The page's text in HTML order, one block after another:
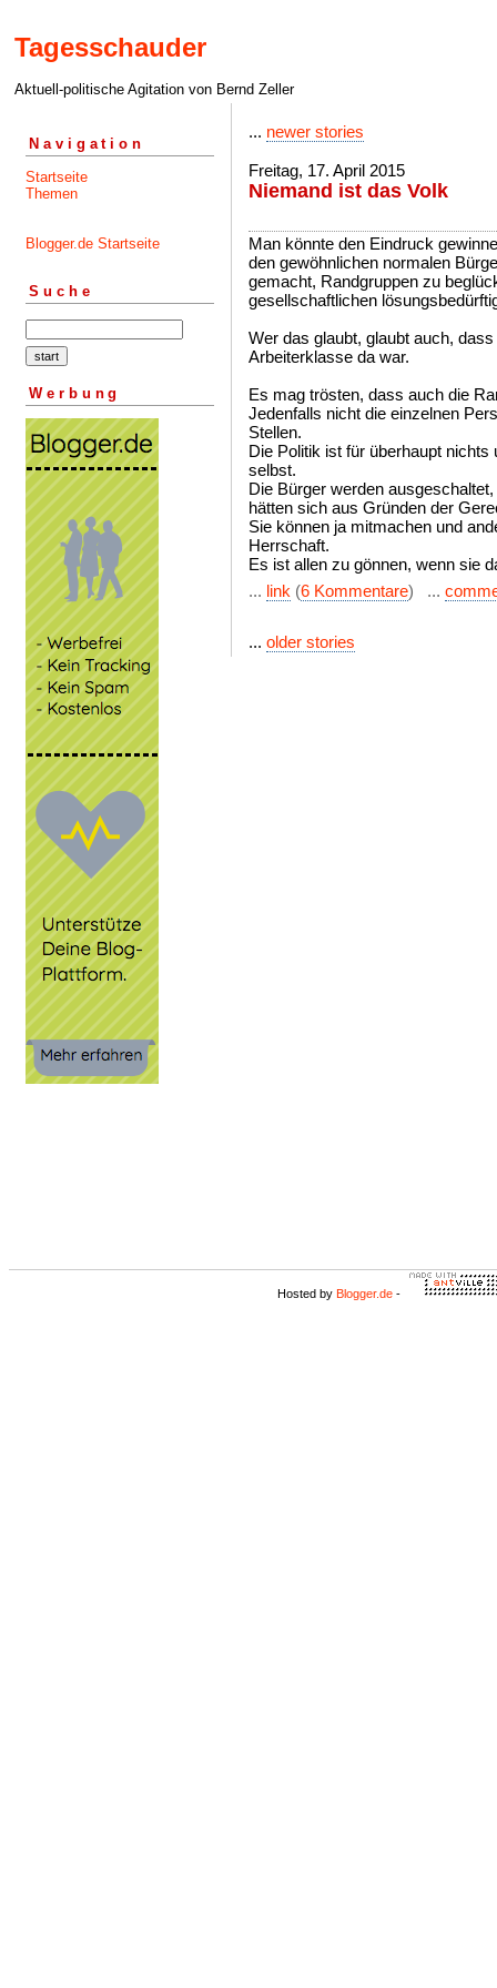
Tagesschauder
Aktuell-politische Agitation von Bernd Zeller
Navigation
Startseite
Themen
Blogger.de Startseite
Suche
Werbung
... newer stories
Freitag, 17. April 2015
Niemand ist das Volk
Man könnte den Eindruck
den gewöhnlichen normalen
gemacht, Randgruppen zu
gesellschaftlichen
Wer das glaubt, glaubt auch,
Arbeiterklasse da war.
Es mag trösten, dass auch die
Jedenfalls nicht die einzelnen
Stellen.
Die Politik ist für überhaupt
selbst.
Die Bürger werden
hätten sich aus Gründen der
Sie können ja mitmachen und
Herrschaft.
Es ist allen zu gönnen, wenn sie
... link (6 Kommentare) ...
... older stories
Hosted by Blogger.de -